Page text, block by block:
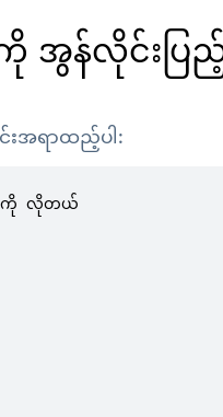
အွန်လိုင်းပြည့်
းအရာထည့်ပါ: